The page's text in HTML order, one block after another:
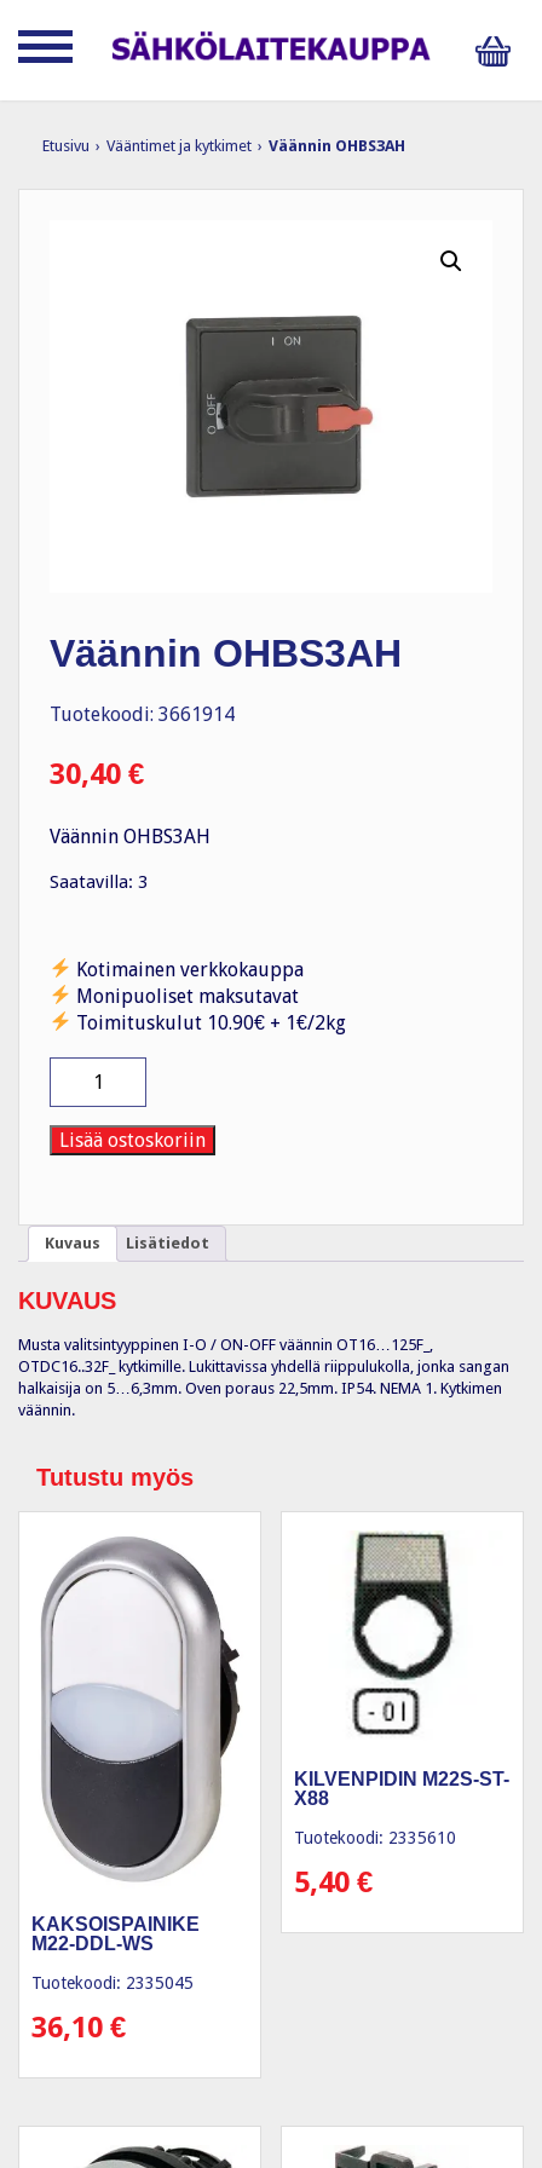
Etusivu › Vääntimet ja kytkimet › Väännin OHBS3AH
Väännin OHBS3AH
Tuotekoodi: 3661914
30,40 €
Väännin OHBS3AH
Saatavilla: 3
Kotimainen verkkokauppa
Monipuoliset maksutavat
Toimituskulut 10.90€ + 1€/2kg
OHBS3AH
määrä
Lisää ostoskoriin
Kuvaus Lisätiedot
KUVAUS
Musta valitsintyyppinen I-O / ON-OFF väännin OT16…125F_,
OTDC16..32F_ kytkimille. Lukittavissa yhdellä riippulukolla, jonka sangan
halkaisija on 5…6,3mm. Oven poraus 22,5mm. IP54. NEMA 1. Kytkimen
väännin.
Tutustu myös
KAKSOISPAINIKE
M22-DDL-WS
Tuotekoodi: 2335045
36,10 €
KILVENPIDIN M22S-ST-
X88
Tuotekoodi: 2335610
5,40€